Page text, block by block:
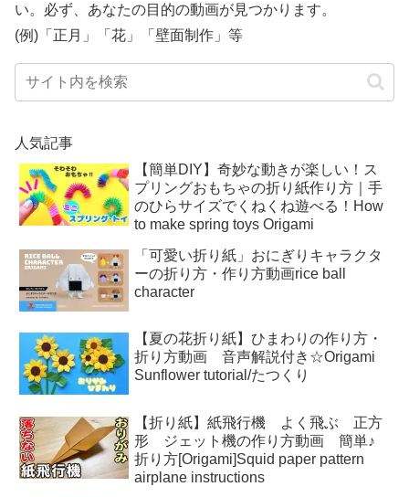
い。必ず、あなたの目的の動画が見つかります。
(例)「正月」「花」「壁面制作」等
人気記事
【簡単DIY】奇妙な動きが楽しい！ス
プリングおもちゃの折り紙作り方｜手
のひらサイズでくねくね遊べる！How
to make spring toys Origami
「可愛い折り紙」おにぎりキャラクタ
ーの折り方・作り方動画rice ball
character
【夏の花折り紙】ひまわりの作り方・
折り方動画 音声解説付き☆Origami
Sunflower tutorial/たつくり
【折り紙】紙飛行機 よく飛ぶ 正方
形 ジェット機の作り方動画 簡単♪
折り方[Origami]Squid paper pattern
airplane instructions